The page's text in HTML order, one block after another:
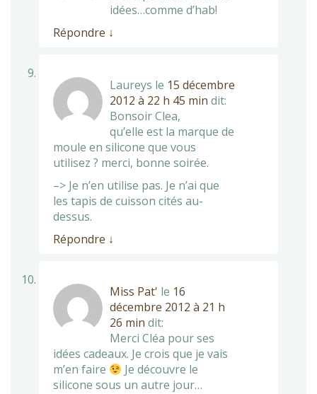
idées…comme d’hab!
Répondre ↓
Laureys le 15 décembre
2012 à 22 h 45 min dit:
Bonsoir Clea,
qu’elle est la marque de
moule en silicone que vous
utilisez ? merci, bonne soirée.
–> Je n’en utilise pas. Je n’ai que
les tapis de cuisson cités au-
dessus.
Répondre ↓
Miss Pat' le 16
décembre 2012 à 21 h
26 min dit:
Merci Cléa pour ses
idées cadeaux. Je crois que je vais
m’en faire
Je découvre le
silicone sous un autre jour…